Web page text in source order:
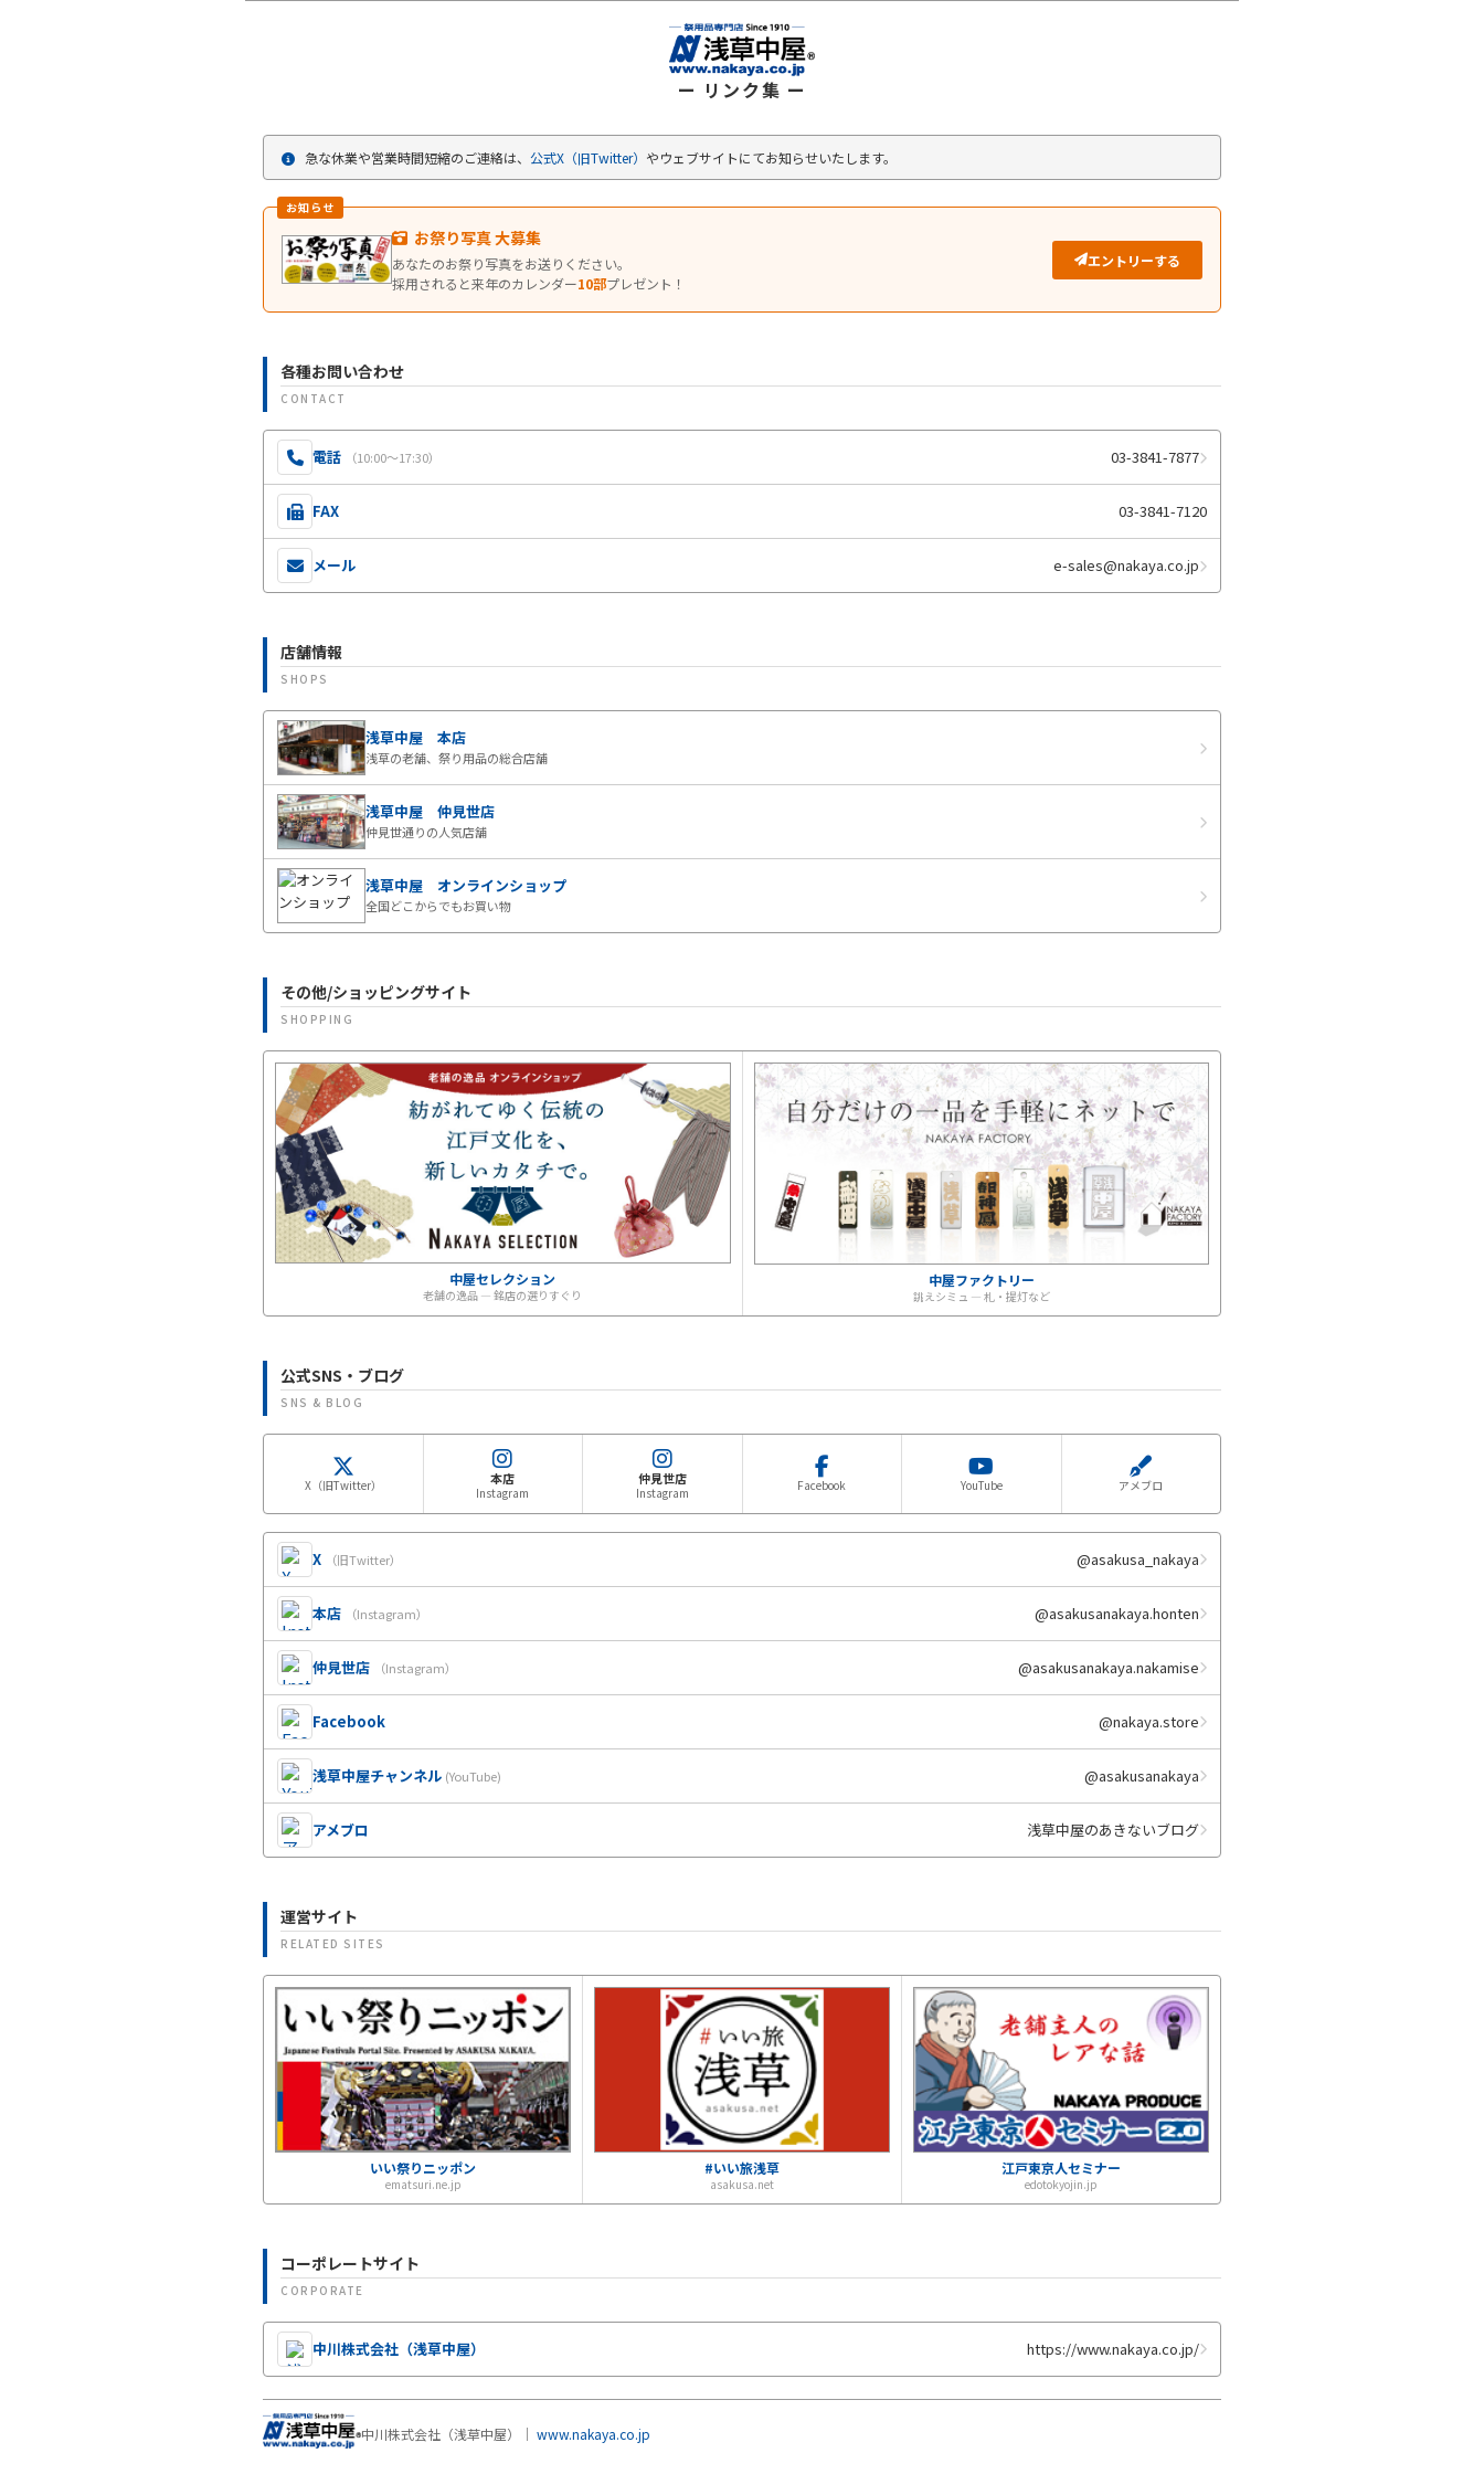
ー リンク集 ー
急な休業や営業時間短縮のご連絡は、 公式X（旧Twitter） やウェブサイトにてお知らせいたします。
お知らせ
お祭り写真 大募集
あなたのお祭り写真をお送りください。
採用されると来年のカレンダー10部プレゼント！
エントリーする
各種お問い合わせ
CONTACT
電話 （10:00〜17:30） 03-3841-7877
FAX 03-3841-7120
メール e-sales@nakaya.co.jp
店舗情報
SHOPS
浅草中屋 本店
浅草の老舗、祭り用品の総合店舗
浅草中屋 仲見世店
仲見世通りの人気店舗
浅草中屋 オンラインショップ
全国どこからでもお買い物
その他/ショッピングサイト
SHOPPING
中屋セレクション
老舗の逸品 ― 銘店の選りすぐり
中屋ファクトリー
誂えシミュ ― 札・提灯など
公式SNS・ブログ
SNS & BLOG
X（旧Twitter） 本店
Instagram
仲見世店
Instagram Facebook YouTube アメブロ
X （旧Twitter） @asakusa_nakaya
本店 （Instagram） @asakusanakaya.honten
仲見世店 （Instagram） @asakusanakaya.nakamise
Facebook @nakaya.store
浅草中屋チャンネル (YouTube) @asakusanakaya
アメブロ 浅草中屋のあきないブログ
運営サイト
RELATED SITES
いい祭りニッポン
ematsuri.ne.jp
#いい旅浅草
asakusa.net
江戸東京人セミナー
edotokyojin.jp
コーポレートサイト
CORPORATE
中川株式会社 （浅草中屋） https://www.nakaya.co.jp/
中川株式会社（浅草中屋）｜ www.nakaya.co.jp